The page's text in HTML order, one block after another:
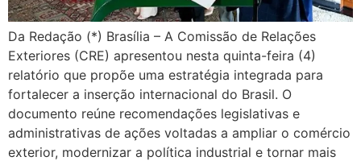
Da Redação (*) Brasília – A Comissão de Relações
Exteriores (CRE) apresentou nesta quinta-feira (4)
relatório que propõe uma estratégia integrada para
fortalecer a inserção internacional do Brasil. O
documento reúne recomendações legislativas e
administrativas de ações voltadas a ampliar o comércio
exterior, modernizar a política industrial e tornar mais